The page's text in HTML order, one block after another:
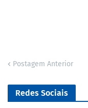
Postagem Anterior
Redes Sociais